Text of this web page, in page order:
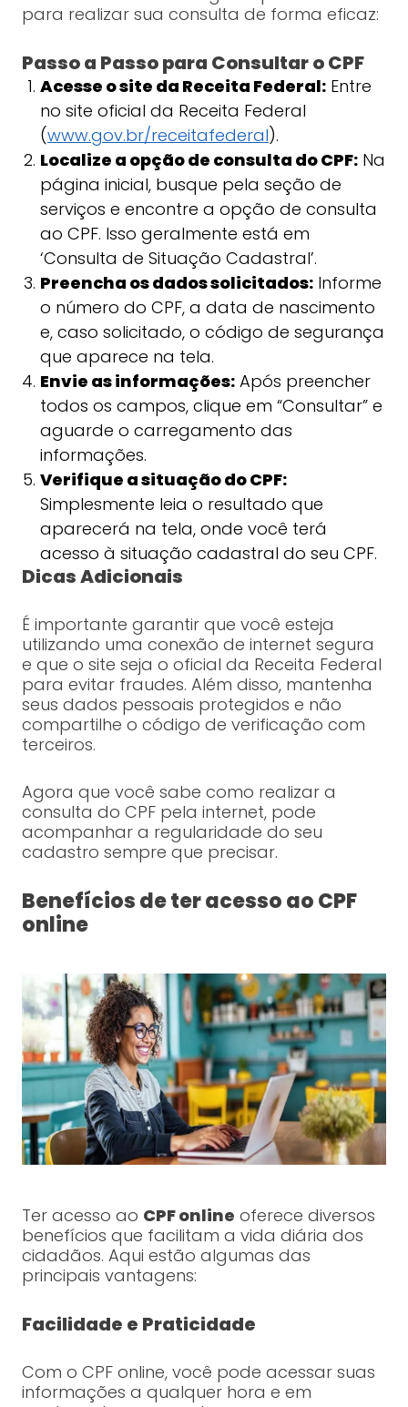
para realizar sua consulta de forma eficaz:
Passo a Passo para Consultar o CPF
Acesse o site da Receita Federal:Entre
no site oficial da Receita Federal
(www.gov.br/receitafederal).
Localize a opção de consulta do CPF:Na
página inicial, busque pela seção de
serviços e encontre a opção de consulta
ao CPF. Isso geralmente está em
‘Consulta de Situação Cadastral’.
Preencha os dados solicitados:Informe
o número do CPF, a data de nascimento
e, caso solicitado, o código de segurança
que aparece na tela.
Envie as informações:Após preencher
todos os campos, clique em “Consultar” e
aguarde o carregamento das
informações.
Verifique a situação do CPF:
Simplesmente leia o resultado que
aparecerá na tela, onde você terá
acesso à situação cadastral do seu CPF.
Dicas Adicionais
É importante garantir que você esteja
utilizando uma conexão de internet segura
e que o site seja o oficial da Receita Federal
para evitar fraudes. Além disso, mantenha
seus dados pessoais protegidos e não
compartilhe o código de verificação com
terceiros.
Agora que você sabe como realizar a
consulta do CPF pela internet, pode
acompanhar a regularidade do seu
cadastro sempre que precisar.
Benefícios de ter acesso ao CPF
online
Ter acesso ao CPF online oferece diversos
benefícios que facilitam a vida diária dos
cidadãos. Aqui estão algumas das
principais vantagens:
Facilidade e Praticidade
Com o CPF online, você pode acessar suas
informações a qualquer hora e em